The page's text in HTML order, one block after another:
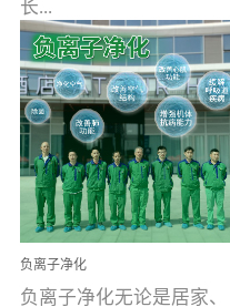
长...
受温度、湿度、基质养
分、通风四个条件影响，
温暖潮湿、营养物质多、
通风缓慢的空间最易滋生
大量霉菌的...
负离子净化
负离子净化无论是居家、